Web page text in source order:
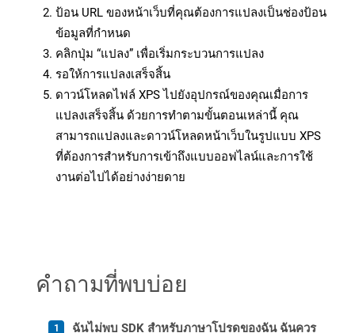
ป้อน URL ของหน้าเว็บที่คุณต้องการแปลงเป็นช่องป้อน
ข้อมูลที่กำหนด
คลิกปุ่ม “แปลง” เพื่อเริ่มกระบวนการแปลง
รอให้การแปลงเสร็จสิ้น
ดาวน์โหลดไฟล์ XPS ไปยังอุปกรณ์ของคุณเมื่อการ
แปลงเสร็จสิ้น ด้วยการทำตามขั้นตอนเหล่านี้ คุณ
สามารถแปลงและดาวน์โหลดหน้าเว็บในรูปแบบ XPS
ที่ต้องการสำหรับการเข้าถึงแบบออฟไลน์และการใช้
งานต่อไปได้อย่างง่ายดาย
คำถามที่พบบ่อย
ฉันไม่พบ SDK สำหรับภาษาโปรดของฉัน ฉันควร